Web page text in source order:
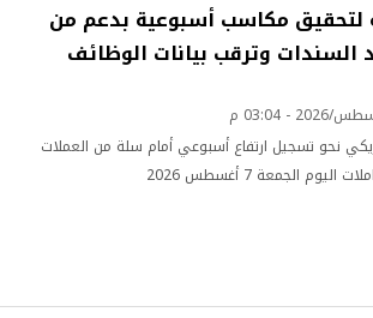
لتحقيق مكاسب أسبوعية بدعم من
السندات وترقب بيانات الوظائف
نحو تسجيل ارتفاع أسبوعي أمام سلة من العملات
الجمعة 7 أغسطس 2026